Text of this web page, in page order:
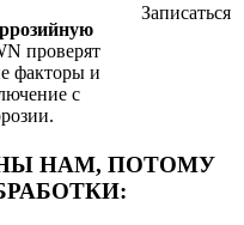
проверят
факторы и
с
Записаться
НАМ, ПОТОМУ